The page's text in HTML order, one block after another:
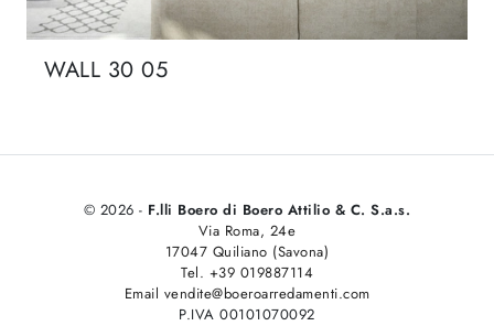
WALL 30 05
© 2026 - F.lli Boero di Boero Attilio & C. S.a.s.
Via Roma, 24e
17047 Quiliano (Savona)
Tel. +39 019887114
Email vendite@boeroarredamenti.com
P.IVA 00101070092